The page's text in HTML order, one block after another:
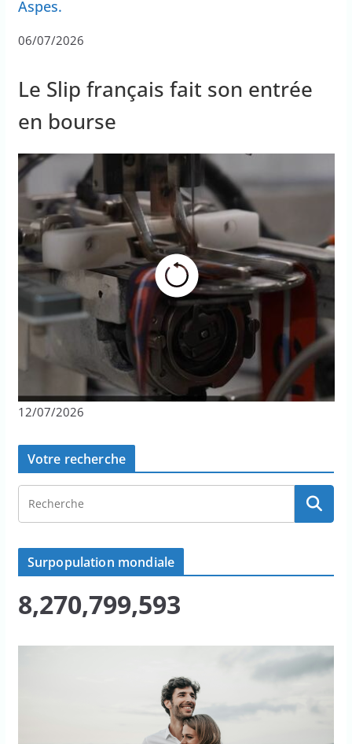
Aspes.
06/07/2026
Le Slip français fait son entrée
en bourse
12/07/2026
Votre recherche
Surpopulation mondiale
8,270,799,593